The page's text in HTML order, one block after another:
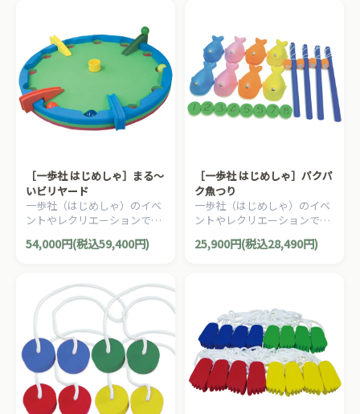
［一歩社 はじめしゃ］まる～
いビリヤード
一歩社（はじめしゃ）のイベ
ントやレクリエーションで利
リヤード感覚で遊べるゲーム
54,000円(税込59,400円)
［一歩社 はじめしゃ］パクパ
ク魚つり
一歩社（はじめしゃ）のイベ
ントやレクリエーションで利
様々なイベントで使える魚釣
25,900円(税込28,490円)